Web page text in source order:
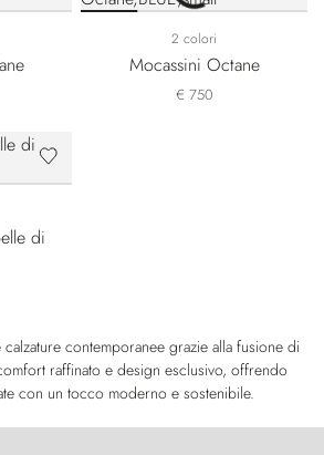
2 colori
Mocassini Octane
€ 750
di
calzature contemporanee grazie alla fusione di
raffinato e design esclusivo, offrendo
con un tocco moderno e sostenibile.